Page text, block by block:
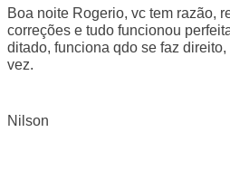
Boa noite Rogerio, vc tem razão,
correções e tudo funcionou
ditado, funciona qdo se faz
vez.
Nilson